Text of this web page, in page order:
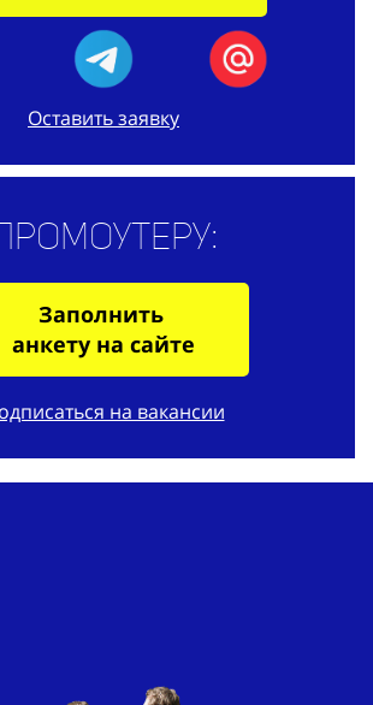
Оставить заявку
Заполнить
анкету на сайте
на вакансии